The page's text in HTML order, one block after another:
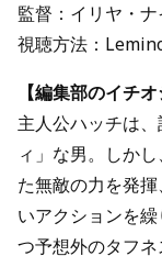
監督：イリヤ・
視聴方法：
【編集部のイチオ
主人公ハッチは
ィ」な男。しか
た無敵の力を発
いアクションを
つ予想外のタフ